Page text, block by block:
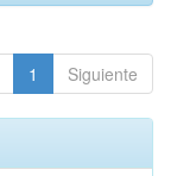
1 Siguiente